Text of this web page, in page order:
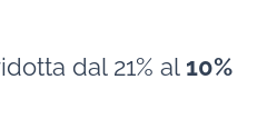
dal 21% al 10%